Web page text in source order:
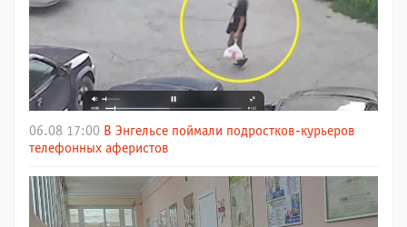
06.08 17:00 В Энгельсе поймали подростков-курьеров
телефонных аферистов